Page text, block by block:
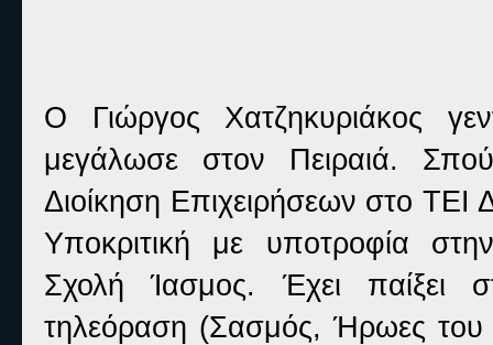
Ο Γιώργος Χατζηκυριάκος
μεγάλωσε στον Πειραιά.
Διοίκηση Επιχειρήσεων στο ΤΕΙ
Υποκριτική με υποτροφία
Σχολή Ίασμος. Έχει παίξει
τηλεόραση (Σασμός, Ήρωες του